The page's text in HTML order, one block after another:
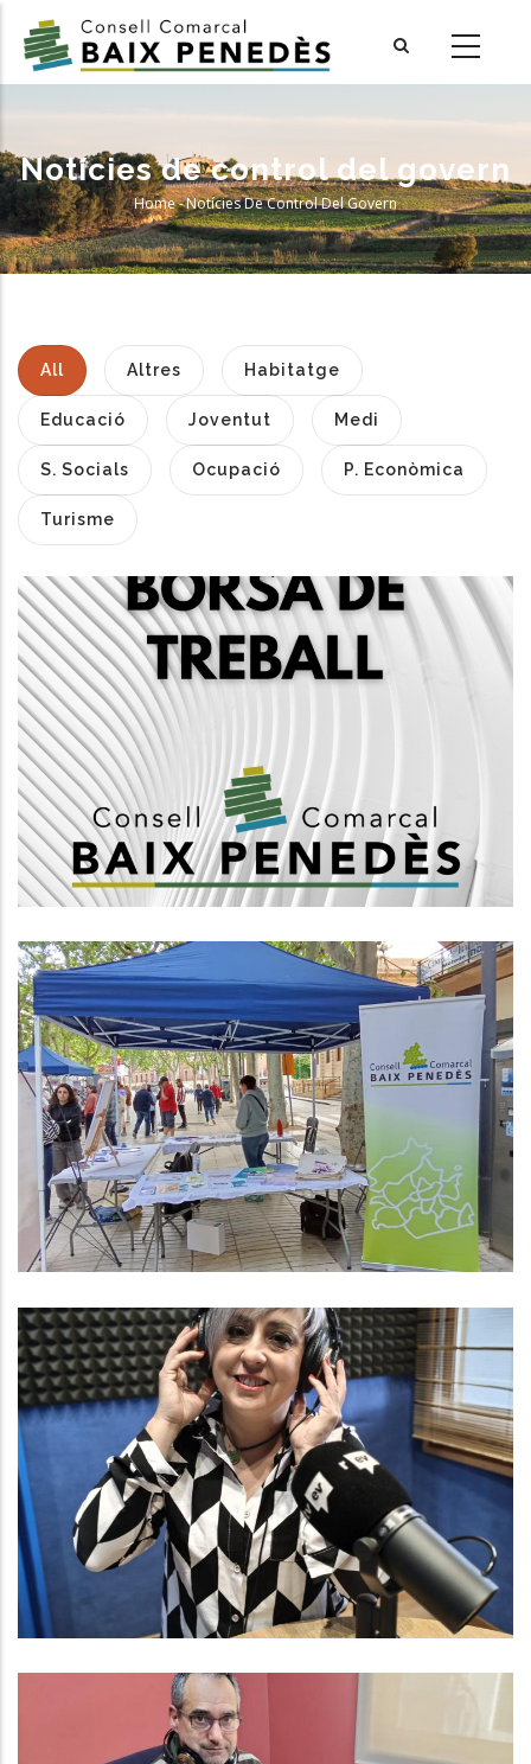
main
Notícies de control del govern
Breadcrumb
Home-Notícies De Control Del Govern
All Altres Habitatge
Educació Joventut Medi
S. Socials Ocupació P. Econòmica
Turisme
Creació D'una Borsa De Treball
D'arquitectes, Grup A1
Altres,Habitatge
L’Àrea D’Acció Social I Ciutadania
Del Consell Comarcal Del Baix
Penedès Presents A Les 2 Fires De
Salut Comunitària Que Organitzen
Des Del CAP Del Vendrell I El CAP
De L’Arboç.
Altres,S. socials
Baix Penedès Al Dia Amb Núria
González, Gerent Del Consell
Comarcal
Altres ,Medi , P. econòmica Turisme
Baix Penedès Al Dia Amb Francesc